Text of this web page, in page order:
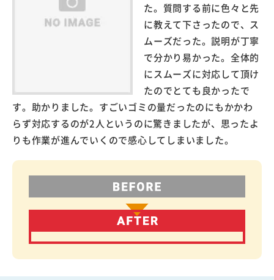
た。質問する前に色々と先
に教えて下さったので、ス
ムーズだった。説明が丁寧
で分かり易かった。全体的
にスムーズに対応して頂け
たのでとても良かったで
す。助かりました。すごいゴミの量だったのにもかかわ
らず対応するのが2人というのに驚きましたが、思ったよ
りも作業が進んでいくので感心してしまいました。